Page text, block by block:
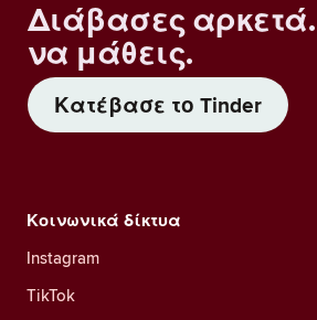
Διάβασες
να μάθεις.
Κατέβασε το Tinder
Κοινωνικά δίκτυα
Instagram
TikTok